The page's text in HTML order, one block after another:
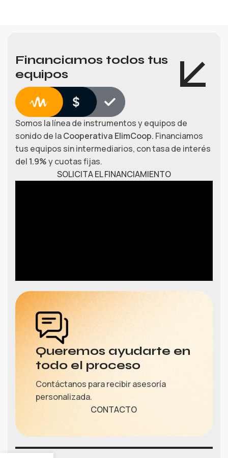
Financiamos todos tus
equipos
Somos la línea de instrumentos y equipos de
sonido de laCooperativa ElimCoop. Financiamos
tus equipos sin intermediarios, con tasa de interés
del 1.9%y cuotas fijas.
SOLICITA EL FINANCIAMIENTO
Queremos ayudarte en
todo el proceso
Contáctanos para recibir asesoría
personalizada.
CONTACTO